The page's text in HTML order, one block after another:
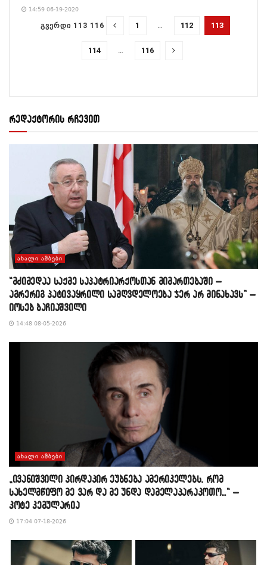
14:59 06-19-2020
ᲒᲕᲔᲠᲓᲘ 113 116 1 … 112 113
114 … 116
რედაქტორის რჩევით
ᲐᲮᲐᲚᲘ ᲐᲛᲑᲔᲑᲘ
“მძიმედაა საქმე საპატრიარქოსთან მიმართებაში –
აგრერიგ პატივაყრილი სამღვდელოება ჯერ არ მინახავს” –
იოსებ ბაჩიაშვილი
14:48 08-05-2026
ᲐᲮᲐᲚᲘ ᲐᲛᲑᲔᲑᲘ
„ივანიშვილი პირდაპირ ეუბნება ამერიკელებს, რომ
სახელმწიფო მე ვარ და მე უნდა დამელაპარაკოთო…“ –
კოტე კემულარია
17:04 07-18-2026